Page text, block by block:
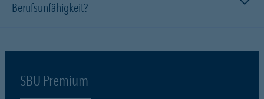
Berufsunfähigkeit?
SBU Premium